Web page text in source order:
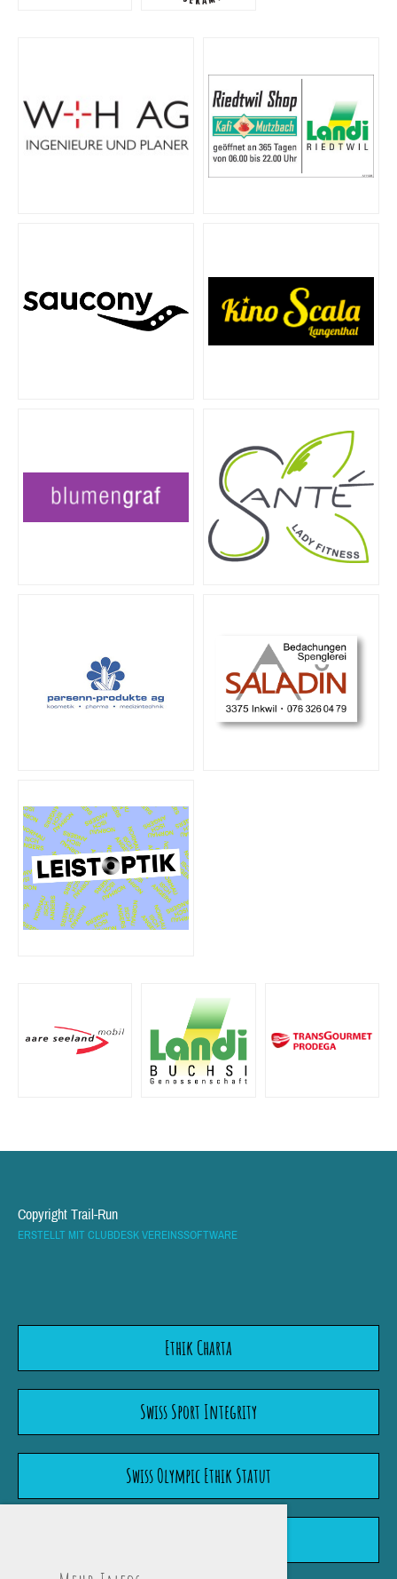
Copyright Trail-Run
ERSTELLT MIT CLUBDESK VEREINSSOFTWARE
Ethik Charta
Swiss Sport Integrity
Swiss Olympic Ethik Statut